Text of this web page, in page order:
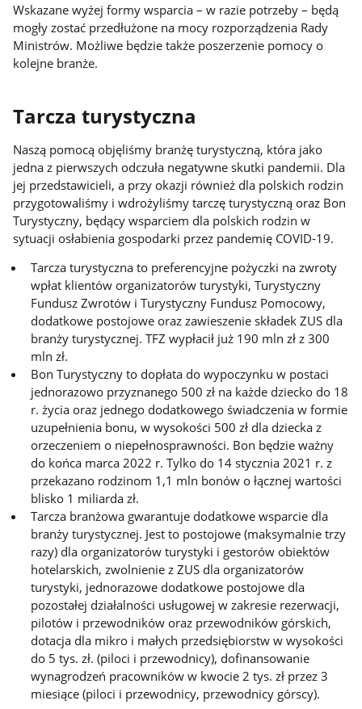
Wskazane wyżej formy wsparcia – w razie potrzeby – będą
mogły zostać przedłużone na mocy rozporządzenia Rady
Ministrów. Możliwe będzie także poszerzenie pomocy o
kolejne branże.
Tarcza turystyczna
Naszą pomocą objęliśmy branżę turystyczną, która jako
jedna z pierwszych odczuła negatywne skutki pandemii. Dla
jej przedstawicieli, a przy okazji również dla polskich rodzin
przygotowaliśmy i wdrożyliśmy tarczę turystyczną oraz Bon
Turystyczny, będący wsparciem dla polskich rodzin w
sytuacji osłabienia gospodarki przez pandemię COVID-19.
Tarcza turystyczna to preferencyjne pożyczki na zwroty
wpłat klientów organizatorów turystyki, Turystyczny
Fundusz Zwrotów i Turystyczny Fundusz Pomocowy,
dodatkowe postojowe oraz zawieszenie składek ZUS dla
branży turystycznej. TFZ wypłacił już 190 mln zł z 300
mln zł.
Bon Turystyczny to dopłata do wypoczynku w postaci
jednorazowo przyznanego 500 zł na każde dziecko do 18
r. życia oraz jednego dodatkowego świadczenia w formie
uzupełnienia bonu, w wysokości 500 zł dla dziecka z
orzeczeniem o niepełnosprawności. Bon będzie ważny
do końca marca 2022 r. Tylko do 14 stycznia 2021 r. z
przekazano rodzinom 1,1 mln bonów o łącznej wartości
blisko 1 miliarda zł.
Tarcza branżowa gwarantuje dodatkowe wsparcie dla
branży turystycznej. Jest to postojowe (maksymalnie trzy
razy) dla organizatorów turystyki i gestorów obiektów
hotelarskich, zwolnienie z ZUS dla organizatorów
turystyki, jednorazowe dodatkowe postojowe dla
pozostałej działalności usługowej w zakresie rezerwacji,
pilotów i przewodników oraz przewodników górskich,
dotacja dla mikro i małych przedsiębiorstw w wysokości
do 5 tys. zł. (piloci i przewodnicy), dofinansowanie
wynagrodzeń pracowników w kwocie 2 tys. zł przez 3
miesiące (piloci i przewodnicy, przewodnicy górscy).